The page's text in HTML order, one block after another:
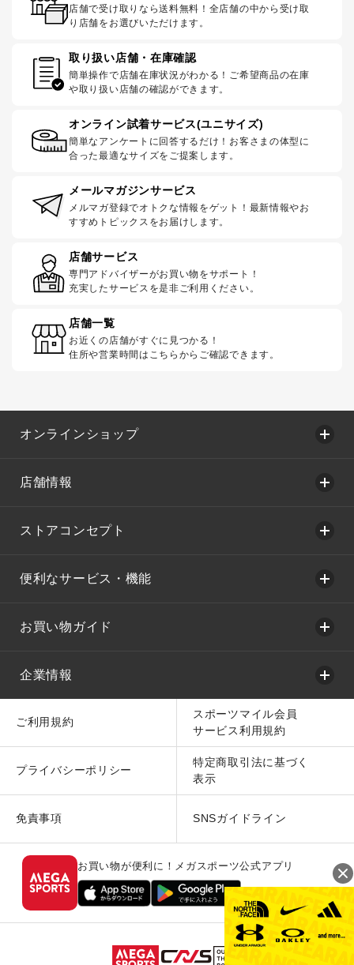
店舗で受け取りなら送料無料！全店舗の中から受け取
り店舗をお選びいただけます。
取り扱い店舗・在庫確認
簡単操作で店舗在庫状況がわかる！ご希望商品の在庫
や取り扱い店舗の確認ができます。
オンライン試着サービス(ユニサイズ)
簡単なアンケートに回答するだけ！お客さまの体型に
合った最適なサイズをご提案します。
メールマガジンサービス
メルマガ登録でオトクな情報をゲット！最新情報やお
すすめトピックスをお届けします。
店舗サービス
専門アドバイザーがお買い物をサポート！
充実したサービスを是非ご利用ください。
店舗一覧
お近くの店舗がすぐに見つかる！
住所や営業時間はこちらからご確認できます。
オンラインショップ
店舗情報
ストアコンセプト
便利なサービス・機能
お買い物ガイド
企業情報
ご利用規約
スポーツマイル会員
サービス利用規約
プライバシーポリシー
特定商取引法に基づく
表示
免責事項 SNSガイドライン
お買い物が便利に！メガスポーツ公式アプリ